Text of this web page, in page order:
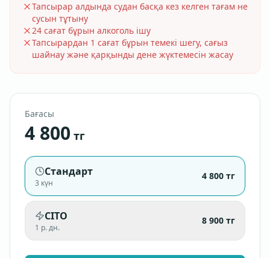
Тапсырар алдында судан басқа кез келген тағам не
сусын тұтыну
24 сағат бұрын алкоголь ішу
Тапсырардан 1 сағат бұрын темекі шегу, сағыз
шайнау және қарқынды дене жүктемесін жасау
Бағасы
4 800 тг
Стандарт
3 күн
4 800 тг
CITO
1 р. дн.
8 900 тг